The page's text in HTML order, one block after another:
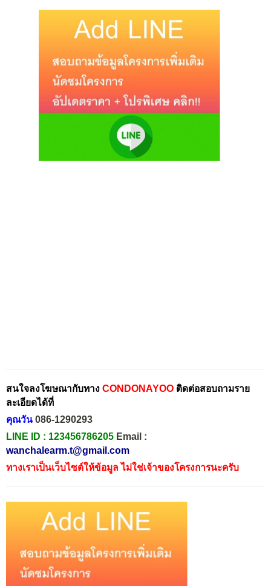
สนใจลงโฆษณากับทาง CONDONAYOO ติดต่อสอบถามราย
ละเอียดได้ที่
คุณวัน 086-1290293
LINE ID : 123456786205 Email :
wanchalearm.t@gmail.com
ทางเราเป็นเว็บไซต์ให้ข้อมูล ไม่ใช่เจ้าของโครงการนะครับ